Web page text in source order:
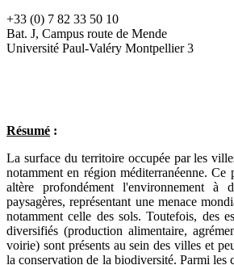
+33 (0) 7 82 33 50 10
Bat. J, Campus route de Mende
Université Paul-Valéry Montpellier 3
Résumé :
La surface du territoire occupée par les
notamment en région méditerranéenne. Ce
altère profondément l'environnement à
paysagères, représentant une menace
notamment celle des sols. Toutefois, des
diversifiés (production alimentaire,
voirie) sont présents au sein des villes et
la conservation de la biodiversité. Parmi les